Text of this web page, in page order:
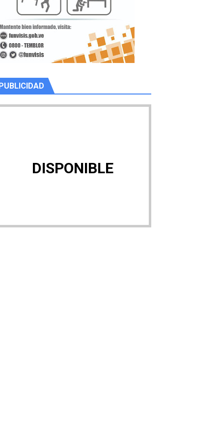
PUBLICIDAD
DISPONIBLE